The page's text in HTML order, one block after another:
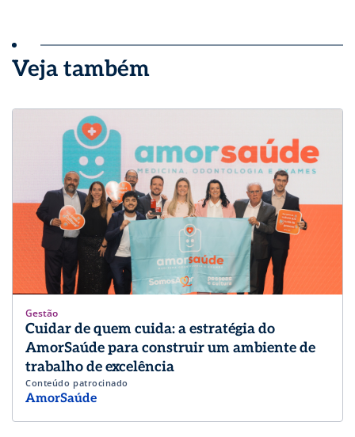
Veja também
Gestão
Cuidar de quem cuida: a estratégia do
AmorSaúde para construir um ambiente de
trabalho de excelência
Conteúdo patrocinado
AmorSaúde